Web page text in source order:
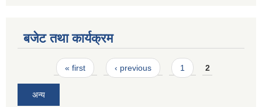
बजेट तथा कार्यक्रम
Pages« first ‹ previous 1 2
अन्य